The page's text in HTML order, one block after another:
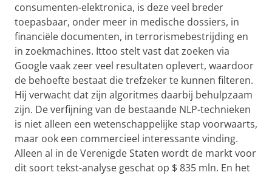
consumenten-elektronica, is deze veel breder
toepasbaar, onder meer in medische dossiers, in
financiële documenten, in terrorismebestrijding en
in zoekmachines. Ittoo stelt vast dat zoeken via
Google vaak zeer veel resultaten oplevert, waardoor
de behoefte bestaat die trefzeker te kunnen filteren.
Hij verwacht dat zijn algoritmes daarbij behulpzaam
zijn. De verfijning van de bestaande NLP-technieken
is niet alleen een wetenschappelijke stap voorwaarts,
maar ook een commercieel interessante vinding.
Alleen al in de Verenigde Staten wordt de markt voor
dit soort tekst-analyse geschat op $ 835 mln. En het